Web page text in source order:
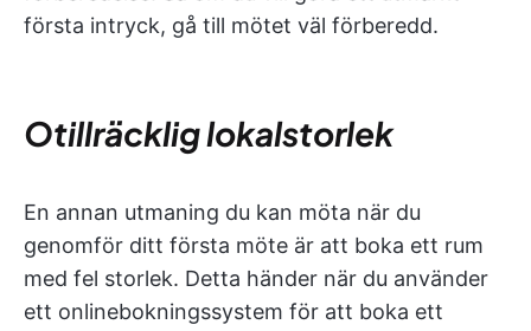
första intryck, gå till mötet väl förberedd.
Otillräcklig lokalstorlek
En annan utmaning du kan möta när du
genomför ditt första möte är att boka ett rum
med fel storlek. Detta händer när du använder
ett onlinebokningssystem för att boka ett